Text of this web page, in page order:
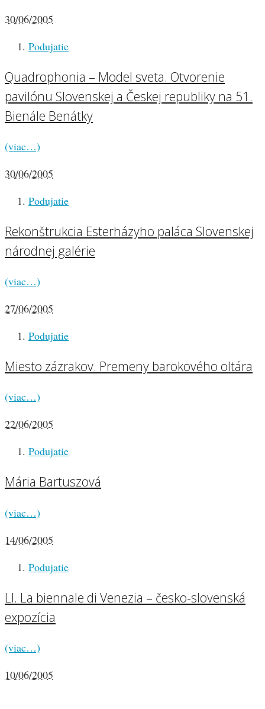
30/06/2005
Podujatie
Quadrophonia – Model sveta. Otvorenie
pavilónu Slovenskej a Českej republiky na 51.
Bienále Benátky
(viac…)
30/06/2005
Podujatie
Rekonštrukcia Esterházyho paláca Slovenskej
národnej galérie
(viac…)
27/06/2005
Podujatie
Miesto zázrakov. Premeny barokového oltára
(viac…)
22/06/2005
Podujatie
Mária Bartuszová
(viac…)
14/06/2005
Podujatie
LI. La biennale di Venezia – česko-slovenská
expozícia
(viac…)
10/06/2005